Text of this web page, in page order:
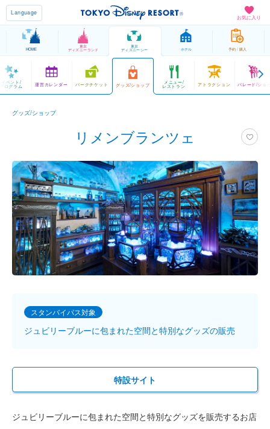
お気に入り
Language
HOME
東京
ディズニーランド
東京
ディズニーシー ホテル 予約 / 購入
イベント/
ログラム 運営カレンダー パークチケット グッズ/ショップ メニュー/
レストラン アトラクション パレード/ショ
グッズ/ショップ
リメンブランツェ
スタンバイパス対象
ジュビリーブルーに包まれた空間と特別なグッズの販売
特設サイト
ジュビリーブルーに包まれた空間と特別なグッズを販売するお店